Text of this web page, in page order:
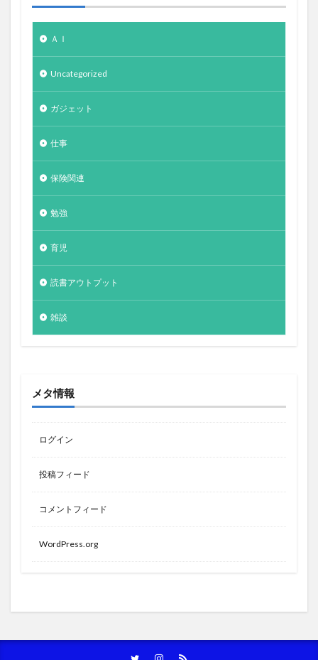
ＡＩ
Uncategorized
ガジェット
仕事
保険関連
勉強
育児
読書アウトプット
雑談
メタ情報
ログイン
投稿フィード
コメントフィード
WordPress.org